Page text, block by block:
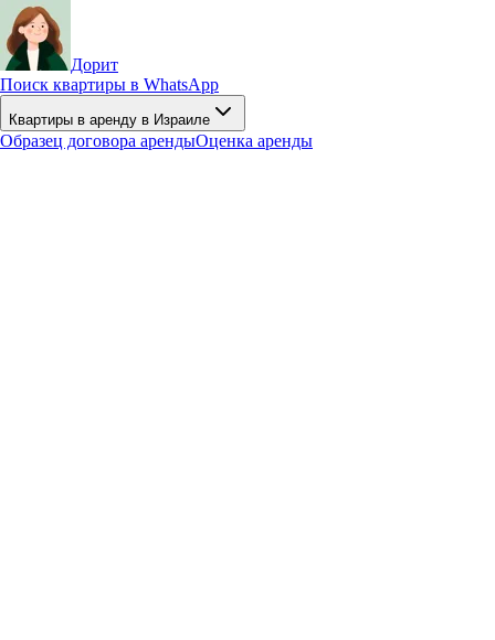
Дорит
Поиск квартиры в WhatsApp
Квартиры в аренду в Израиле
Образец договора арендыОценка аренды